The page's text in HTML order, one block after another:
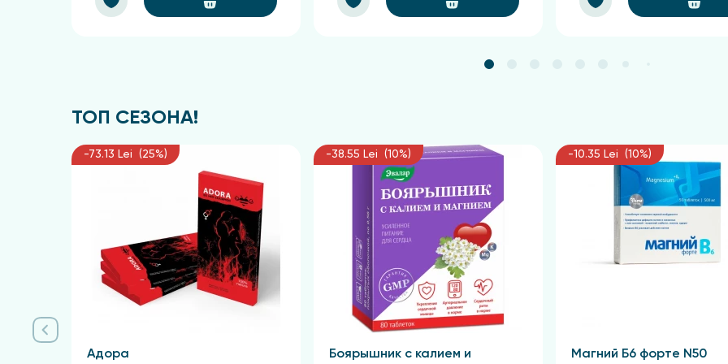
При кожных заболеваниях : поражённые участки необходимо обрабатывать два-три раза в день.
При простуде и боли в груди : крем следует втереть в область груди массажными движениями.
: небольшое количество продукта следует нанести на область шеи возле горла и
растирая кожу ладонью вверх и вниз.
При простудных заболеваниях
, болях в грудной области и затруднённом дыхании: небольшое
грудь или спину (в районе лопаток) и совершить интенсивный разогревающий массаж.
Для защиты кожи
при длительном нахождении на морозе, под солнцем или при сильном ветре:
аккуратно и тщаельно втереть крем в кожу.
ТОП СЕЗОНА!
-73.13 Lei (25%)
Адора
-38.55 Lei (10%)
Боярышник с калием и
-10.35 Lei (10%)
Магний Б6 форте N50